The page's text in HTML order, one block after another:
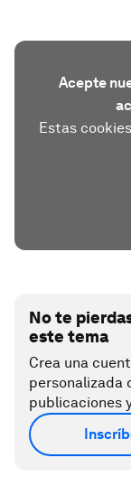
Acepte
Estas
No te
este tema
Crea una
personalizada
publicaciones